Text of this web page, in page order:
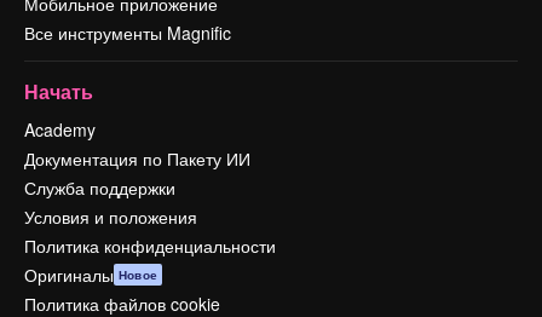
Все инструменты Magnific
Начать
Academy
Документация по Пакету ИИ
Служба поддержки
Условия и положения
Политика конфиденциальности
Оригиналы Новое
Политика файлов cookie